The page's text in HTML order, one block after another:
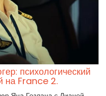
психологический
на France 2.